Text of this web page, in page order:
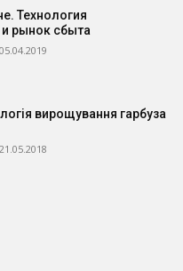
Технология
рынок сбыта
05.04.2019
вирощування гарбуза
21.05.2018